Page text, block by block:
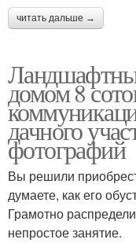
читать дальше →
домом 8
дачного
фотографий
Вы решили
думаете, как его
Грамотно
непростое занятие.